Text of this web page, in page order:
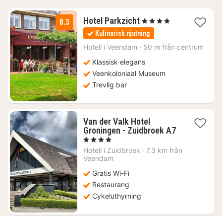
8.3 Hotel Parkzicht1
natt
från
1359
, 4 Stjärnor
Kulinarisk njutning
Hotell i Veendam · 50 m från centrum
Klassisk elegans
Veenkoloniaal Museum
Trevlig bar
Van der Valk Hotel
Groningen - Zuidbroek A7
1
natt
från
kr.
, 4 Stjärnor
Hotell i Zuidbroek · 7.3 km från
Veendam
Gratis Wi-Fi
Restaurang
Cykeluthyrning